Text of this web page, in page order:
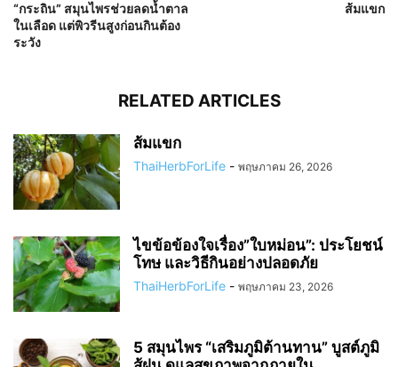
“กระถิน” สมุนไพรช่วยลดน้ำตาล
ในเลือด แต่พิวรีนสูงก่อนกินต้อง
ระวัง
ส้มแขก
RELATED ARTICLES
ส้มแขก
ThaiHerbForLife - พฤษภาคม 26, 2026
ไขข้อข้องใจเรื่อง”ใบหม่อน”: ประโยชน์
โทษ และวิธีกินอย่างปลอดภัย
ThaiHerbForLife - พฤษภาคม 23, 2026
5 สมุนไพร “เสริมภูมิต้านทาน” บูสต์ภูมิ